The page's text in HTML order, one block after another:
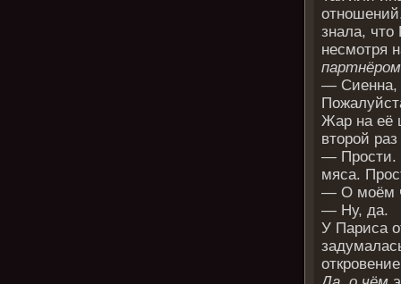
знала, что
несмотря
— Сиенна,
Жар на её
второй
— Прости.
мяса.
— О моём
— Ну, да.
У Париса